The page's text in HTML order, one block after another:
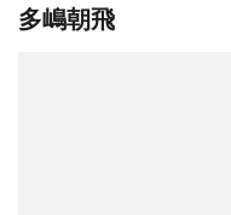
多嶋朝飛